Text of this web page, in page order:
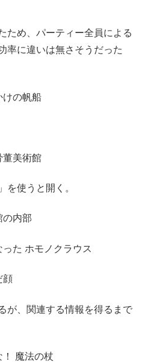
ため、パーティー全員による
率に違いは無さそうだった
の帆船
美術館
」を使うと開く。
内部
た ホモノクラウス
顔
が、関連する情報を得るまで
魔法の杖